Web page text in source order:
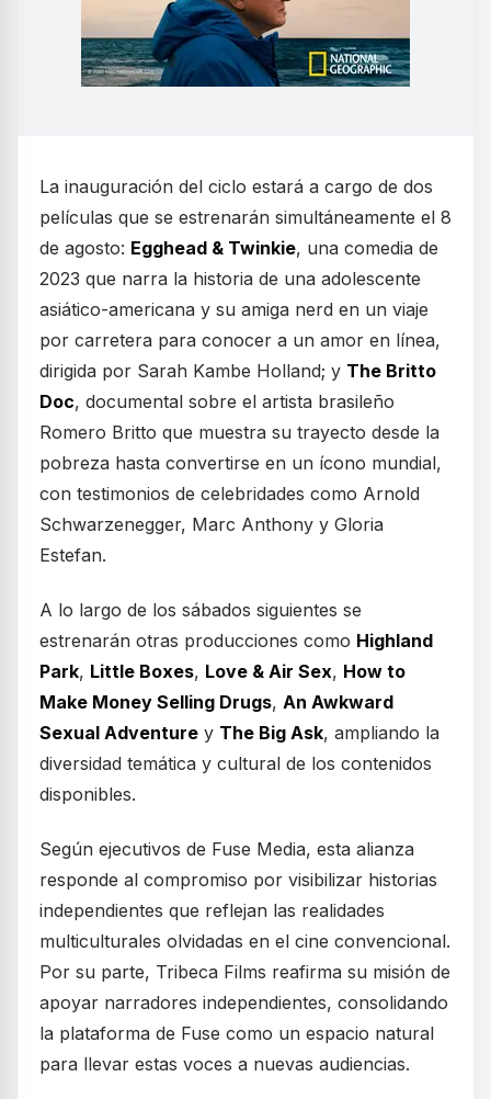
La inauguración del ciclo estará a cargo de dos
películas que se estrenarán simultáneamente el 8
de agosto: Egghead & Twinkie, una comedia de
2023 que narra la historia de una adolescente
asiático-americana y su amiga nerd en un viaje
por carretera para conocer a un amor en línea,
dirigida por Sarah Kambe Holland; y The Britto
Doc, documental sobre el artista brasileño
Romero Britto que muestra su trayecto desde la
pobreza hasta convertirse en un ícono mundial,
con testimonios de celebridades como Arnold
Schwarzenegger, Marc Anthony y Gloria
Estefan.
A lo largo de los sábados siguientes se
estrenarán otras producciones como Highland
Park, Little Boxes, Love & Air Sex, How to
Make Money Selling Drugs, An Awkward
Sexual Adventure y The Big Ask, ampliando la
diversidad temática y cultural de los contenidos
disponibles.
Según ejecutivos de Fuse Media, esta alianza
responde al compromiso por visibilizar historias
independientes que reflejan las realidades
multiculturales olvidadas en el cine convencional.
Por su parte, Tribeca Films reafirma su misión de
apoyar narradores independientes, consolidando
la plataforma de Fuse como un espacio natural
para llevar estas voces a nuevas audiencias.